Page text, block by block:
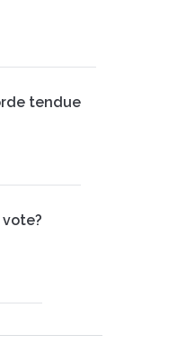
tendue
vote?